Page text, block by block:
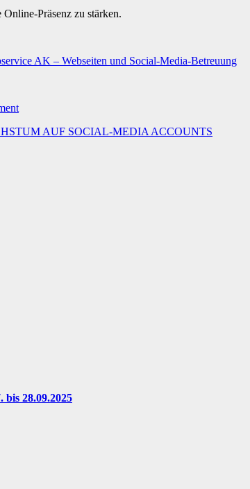
Präsenz zu stärken.
AK – Webseiten und Social-Media-Betreuung
AUF SOCIAL-MEDIA ACCOUNTS
28.09.2025